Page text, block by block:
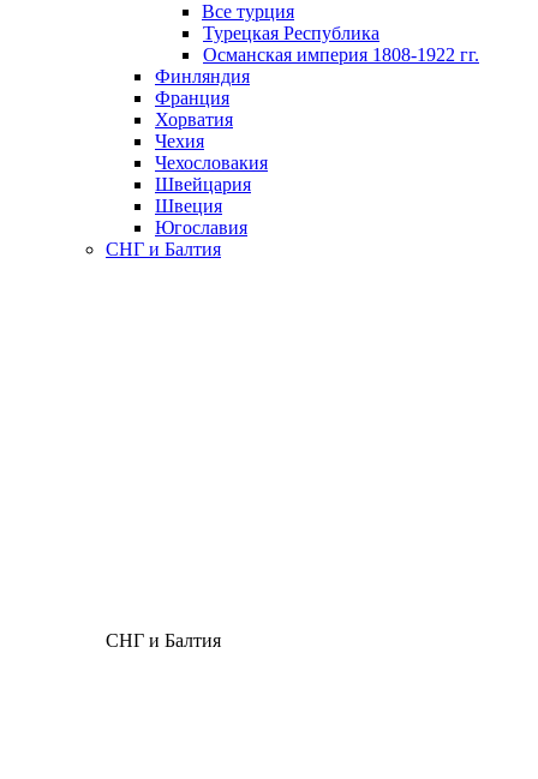
Все турция
Турецкая Республика
Османская империя 1808-1922 гг.
Финляндия
Франция
Хорватия
Чехия
Чехословакия
Швейцария
Швеция
Югославия
СНГ и Балтия
СНГ и Балтия